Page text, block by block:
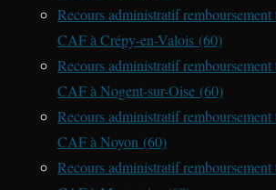
Recours administratif
CAF à Crépy-en-Valois (60)
Recours administratif
CAF à Nogent-sur-Oise (60)
Recours administratif
CAF à Noyon (60)
Recours administratif